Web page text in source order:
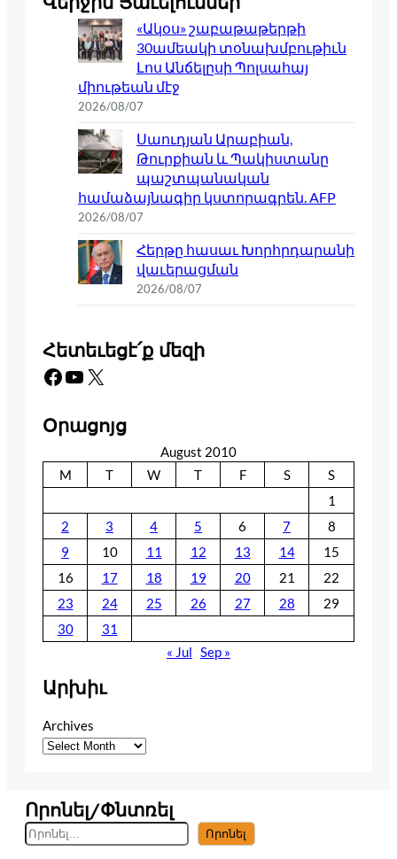
«Ակօս» շաբաթաթերթի
30ամեակի տօնախմբութիւն
Լոս Անճելըսի Պոլսահայ
միութեան մէջ
2026/08/07
Սաուդյան Արաբիան,
Թուրքիան և Պակիստանը
պաշտպանական
համաձայնագիր կստորագրեն. AFP
2026/08/07
Հերթը հասաւ Խորհրդարանի
վաւերացման
2026/08/07
Հետեւեցէ՛ք մեզի
Facebook YouTube X
Օրացոյց
August 2010
M
T W T F S
S
1
2
3 4 5 6 7
8
9
10 11 12 13 14
15
16
17 18 19 20 21
22
23
24 25 26 27 28
29
30
31
« Jul Sep »
Արխիւ
Archives
Որոնել/Փնտռել
S
e
Որոնել